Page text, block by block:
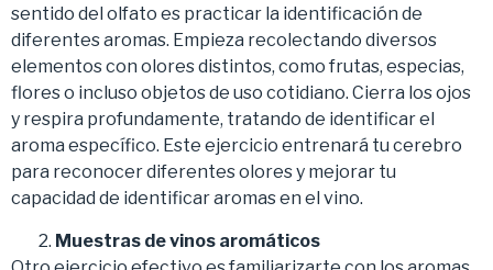
sentido del olfato es practicar la identificación de
diferentes aromas. Empieza recolectando diversos
elementos con olores distintos, como frutas, especias,
flores o incluso objetos de uso cotidiano. Cierra los ojos
y respira profundamente, tratando de identificar el
aroma específico. Este ejercicio entrenará tu cerebro
para reconocer diferentes olores y mejorar tu
capacidad de identificar aromas en el vino.
Muestras de vinos aromáticos